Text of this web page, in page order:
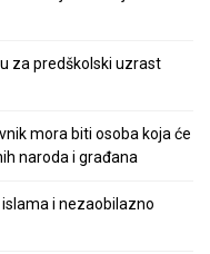
za predškolski uzrast
mora biti osoba koja će
naroda i građana
i nezaobilazno